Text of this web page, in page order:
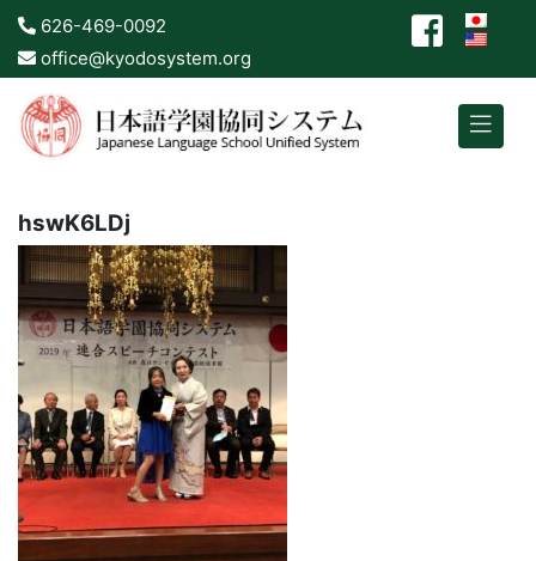
626-469-0092
office@kyodosystem.org
hswK6LDj